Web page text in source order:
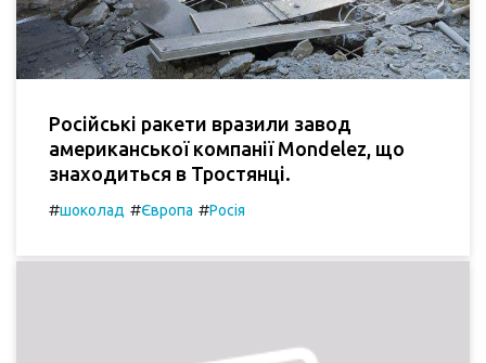
Російські ракети вразили завод
американської компанії Mondelez, що
знаходиться в Тростянці.
#шоколад #Європа #Росія